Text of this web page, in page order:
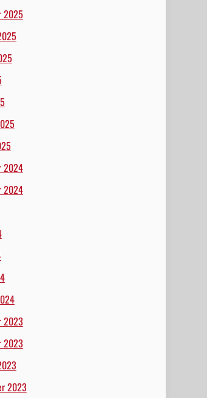
2025
2024
2024
2023
2023
2023